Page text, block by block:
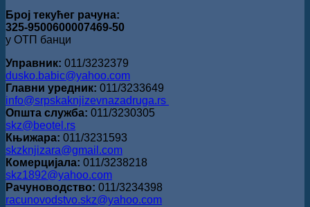
Број текућег рачуна:
325-9500600007469-50
у ОТП банци
Управник: 011/3232379
dusko.babic@yahoo.com
Главни уредник: 011/3233649
info@srpskaknjizevnazadruga.rs
Општа служба: 011/3230305
skz@beotel.rs
Књижара: 011/3231593
skzknjizara@gmail.com
Комерцијала: 011/3238218
skz1892@yahoo.com
Рачуноводство: 011/3234398
racunovodstvo.skz@yahoo.com